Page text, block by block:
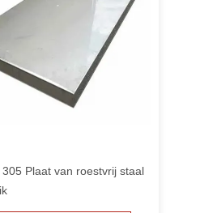
Plaat van roestvrij staal